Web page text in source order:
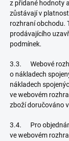
z přidané hodnoty
zůstávají v
rozhraní obchodu.
prodávajícího
podmínek.
3.3. Webové
o nákladech
nákladech
ve webovém
zboží doručováno
3.4. Pro
ve webovém